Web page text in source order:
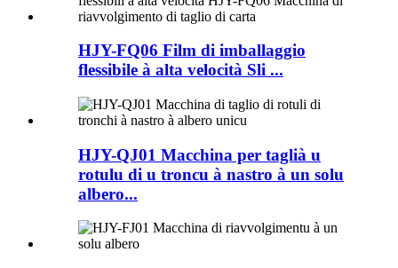
HJY-FQ06 Film di imballaggio
flessibile à alta velocità Sli ​​...
HJY-QJ01 Macchina per taglià u
rotulu di u troncu à nastro à un solu
albero...